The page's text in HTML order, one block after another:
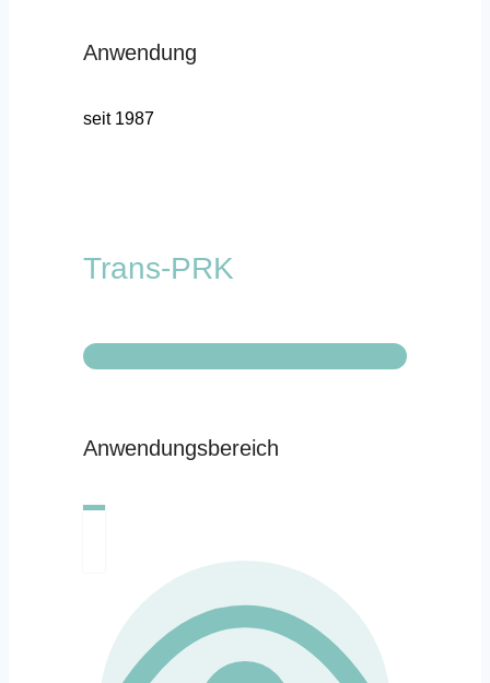
Anwendung
seit 1987
Trans-PRK
Anwendungsbereich